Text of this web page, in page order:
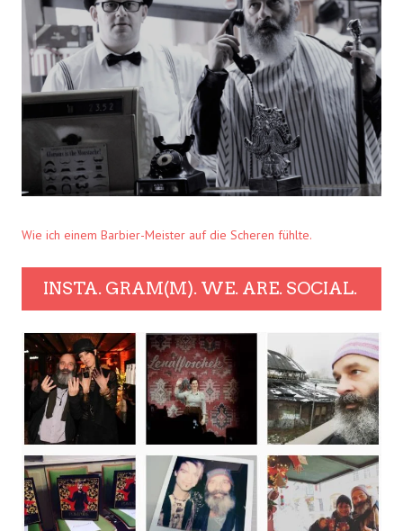
Wie ich einem Barbier-Meister auf die Scheren fühlte.
INSTA. GRAM(M). WE. ARE. SOCIAL.